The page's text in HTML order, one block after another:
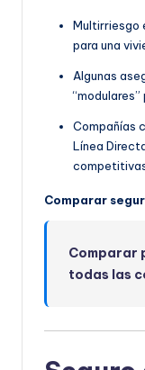
Multirriesgo
para una
Algunas
Compañías
Línea
Comparar
Comparar
todas las